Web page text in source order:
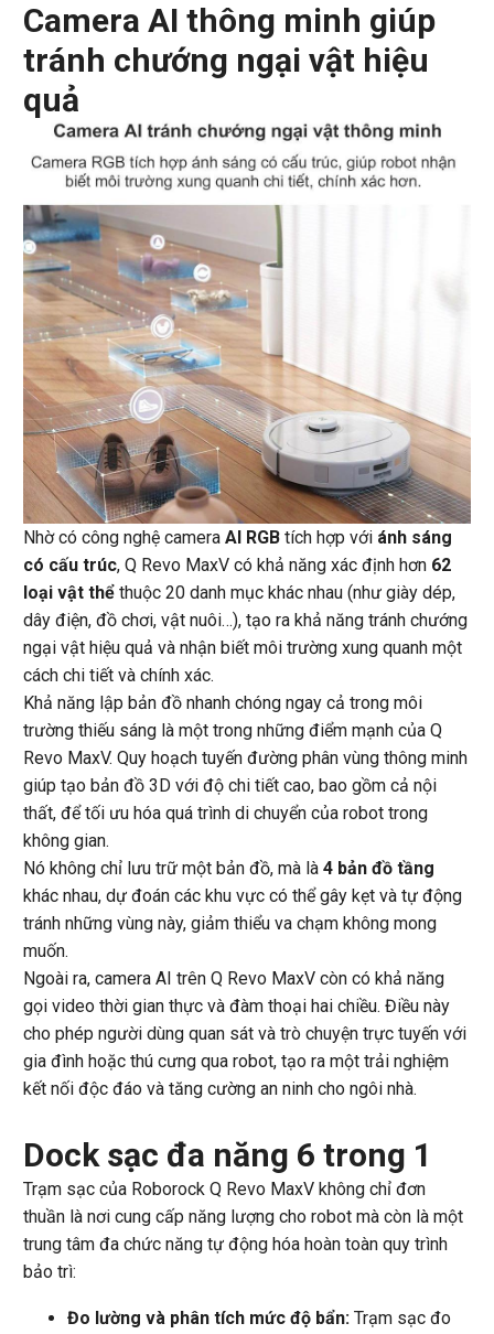
Camera AI thông minh giúp
tránh chướng ngại vật hiệu
quả
Nhờ có công nghệ camera AI RGB tích hợp với ánh sáng
có cấu trúc, Q Revo MaxV có khả năng xác định hơn 62
loại vật thể thuộc 20 danh mục khác nhau (như giày dép,
dây điện, đồ chơi, vật nuôi…), tạo ra khả năng tránh chướng
ngại vật hiệu quả và nhận biết môi trường xung quanh một
cách chi tiết và chính xác.
Khả năng lập bản đồ nhanh chóng ngay cả trong môi
trường thiếu sáng là một trong những điểm mạnh của Q
Revo MaxV. Quy hoạch tuyến đường phân vùng thông minh
giúp tạo bản đồ 3D với độ chi tiết cao, bao gồm cả nội
thất, để tối ưu hóa quá trình di chuyển của robot trong
không gian.
Nó không chỉ lưu trữ một bản đồ, mà là 4 bản đồ tầng
khác nhau, dự đoán các khu vực có thể gây kẹt và tự động
tránh những vùng này, giảm thiểu va chạm không mong
muốn.
Ngoài ra, camera AI trên Q Revo MaxV còn có khả năng
gọi video thời gian thực và đàm thoại hai chiều. Điều này
cho phép người dùng quan sát và trò chuyện trực tuyến với
gia đình hoặc thú cưng qua robot, tạo ra một trải nghiệm
kết nối độc đáo và tăng cường an ninh cho ngôi nhà.
Dock sạc đa năng 6 trong 1
Trạm sạc của Roborock Q Revo MaxV không chỉ đơn
thuần là nơi cung cấp năng lượng cho robot mà còn là một
trung tâm đa chức năng tự động hóa hoàn toàn quy trình
bảo trì:
Đo lường và phân tích mức độ bẩn: Trạm sạc đo